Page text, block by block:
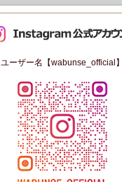
ユーザー名【wabunse_official】